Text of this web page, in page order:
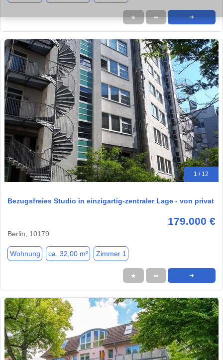
★ ➦ ➜
1 / 12
Bezugsfreies Studio in einzigartig-zentraler Lage - von privat
179.000 €
Berlin, 10179
Wohnung ca. 32,00 m² Zimmer 1
★ ➦ ➜